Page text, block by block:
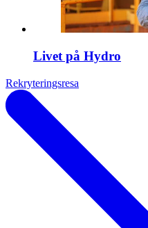
Livet på Hydro
Rekryteringsresa